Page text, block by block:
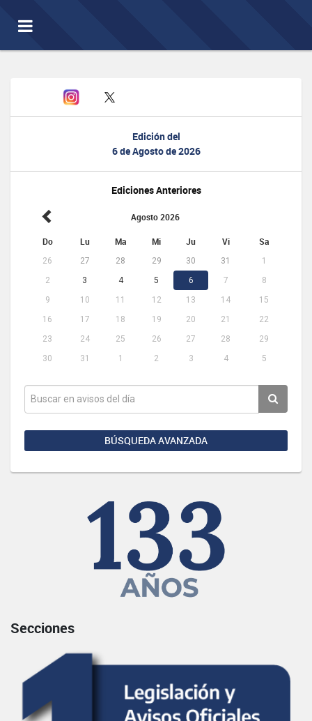
Toggle
navigation
Edición del
6 de Agosto de 2026
Ediciones Anteriores
Agosto 2026
Do Lu Ma Mi Ju Vi Sa
26 27 28 29 30 31
1
2
3 4 5 6 7
8
9
10 11 12 13 14
15
16
17 18 19 20 21
22
23
24 25 26 27 28
29
30
31 1 2 3 4 5
BÚSQUEDA AVANZADA
Secciones